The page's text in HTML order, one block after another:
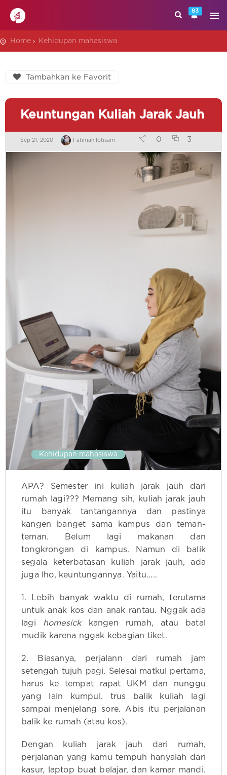
83
Home Kehidupan mahasiswa
Tambahkan ke Favorit
Keuntungan Kuliah Jarak Jauh
Sep 21, 2020 Fatimah Ibtisam 0 3
Kehidupan mahasiswa
APA? Semester ini kuliah jarak jauh dari
rumah lagi??? Memang sih, kuliah jarak jauh
itu banyak tantangannya dan pastinya
kangen banget sama kampus dan teman-
teman. Belum lagi makanan dan
tongkrongan di kampus. Namun di balik
segala keterbatasan kuliah jarak jauh, ada
juga lho, keuntungannya. Yaitu.....
1. Lebih banyak waktu di rumah, terutama
untuk anak kos dan anak rantau. Nggak ada
lagi homesickkangen rumah, atau batal
mudik karena nggak kebagian tiket.
2. Biasanya, perjalann dari rumah jam
setengah tujuh pagi. Selesai matkul pertama,
harus ke tempat rapat UKM dan nunggu
yang lain kumpul. trus balik kuliah lagi
sampai menjelang sore. Abis itu perjalanan
balik ke rumah (atau kos).
Dengan kuliah jarak jauh dari rumah,
perjalanan yang kamu tempuh hanyalah dari
kasur, laptop buat belajar, dan kamar mandi.